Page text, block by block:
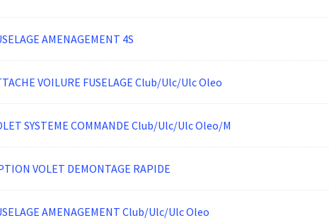
AMENAGEMENT 4S
VOILURE FUSELAGE Club/Ulc/Ulc Oleo
SYSTEME COMMANDE Club/Ulc/Ulc Oleo/M
VOLET DEMONTAGE RAPIDE
AMENAGEMENT Club/Ulc/Ulc Oleo